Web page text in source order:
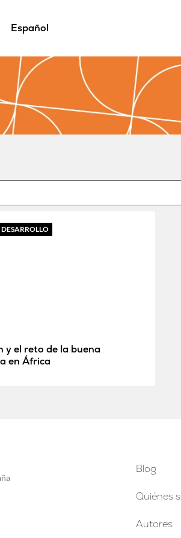
Español
y el reto de la buena
en África
Blog
Quiénes
Autores